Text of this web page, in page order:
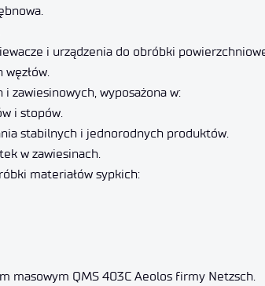
i urządzenia do obróbki
zawiesinowych, wyposażona w:
i stopów.
stabilnych i jednorodnych produktów.
w zawiesinach.
materiałów sypkich:
masowym QMS 403C Aeolos firmy Netzsch.